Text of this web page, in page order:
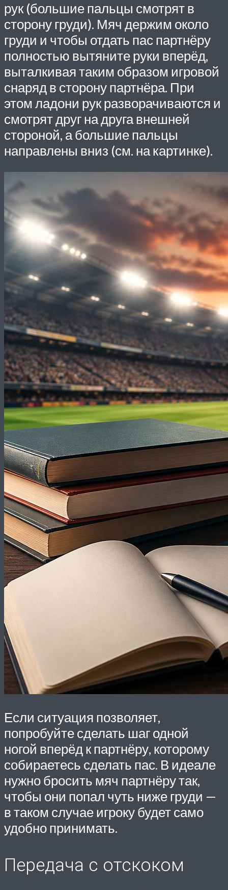
рук (большие пальцы смотрят в
сторону груди). Мяч держим около
груди и чтобы отдать пас партнёру
полностью вытяните руки вперёд,
выталкивая таким образом игровой
снаряд в сторону партнёра. При
этом ладони рук разворачиваются и
смотрят друг на друга внешней
стороной, а большие пальцы
направлены вниз (см. на картинке).
Если ситуация позволяет,
попробуйте сделать шаг одной
ногой вперёд к партнёру, которому
собираетесь сделать пас. В идеале
нужно бросить мяч партнёру так,
чтобы они попал чуть ниже груди —
в таком случае игроку будет само
удобно принимать.
Передача с отскоком